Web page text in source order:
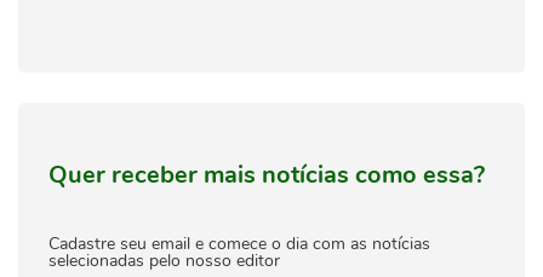
Quer receber mais notícias como essa?
Cadastre seu email e comece o dia com as notícias
selecionadas pelo nosso editor